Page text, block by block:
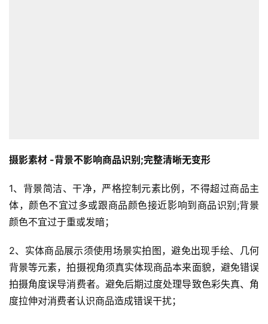
摄影素材 -背景不影响商品识别;完整清晰无变形
1、背景简洁、干净，严格控制元素比例，不得超过商品主
体，颜色不宜过多或跟商品颜色接近影响到商品识别;背景
颜色不宜过于重或发暗；
2、实体商品展示须使用场景实拍图，避免出现手绘、几何
背景等元素，拍摄视角须真实体现商品本来面貌，避免错误
拍摄角度误导消费者。避免后期过度处理导致色彩失真、角
度拉伸对消费者认识商品造成错误干扰；